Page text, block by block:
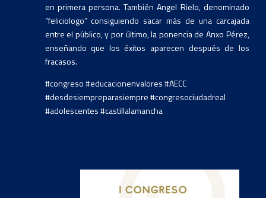
en primera persona. También Angel Rielo, denominado
“feliciologo” consiguiendo sacar más de una carcajada
entre el público, y por último, la ponencia de Anxo Pérez,
enseñando que los éxitos aparecen después de los
fracasos.
#congreso #educacionenvalores #AECC
#desdesiempreparasiempre #congresociudadreal
#adolescentes #castillalamancha